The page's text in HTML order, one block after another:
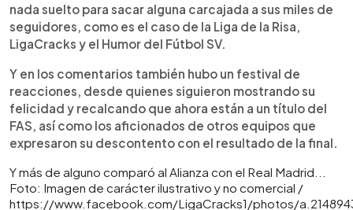
nada suelto para sacar alguna carcajada a sus miles de
seguidores, como es el caso de la Liga de la Risa,
LigaCracks y el Humor del Fútbol SV.
Y en los comentarios también hubo un festival de
reacciones, desde quienes siguieron mostrando su
felicidad y recalcando que ahora están a un título del
FAS, así como los aficionados de otros equipos que
expresaron su descontento con el resultado de la final.
Y más de alguno comparó al Alianza con el Real Madrid...
Foto: Imagen de carácter ilustrativo y no comercial /
https://www.facebook.com/LigaCracks1/photos/